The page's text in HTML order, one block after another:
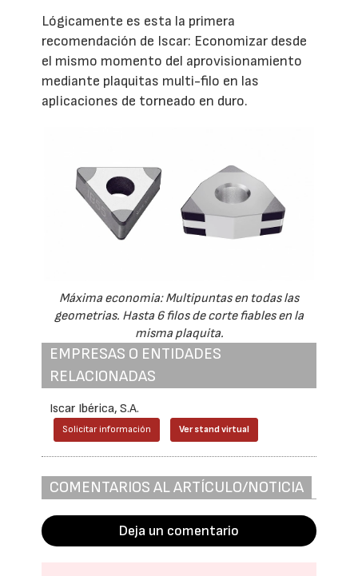
Lógicamente es esta la primera
recomendación de Iscar: Economizar desde
el mismo momento del aprovisionamiento
mediante plaquitas multi-filo en las
aplicaciones de torneado en duro.
Máxima economia: Multipuntas en todas las
geometrias. Hasta 6 filos de corte fiables en la
misma plaquita.
EMPRESAS O ENTIDADES
RELACIONADAS
Iscar Ibérica, S.A.
Solicitar información Ver stand virtual
COMENTARIOS AL ARTÍCULO/NOTICIA
Deja un comentario